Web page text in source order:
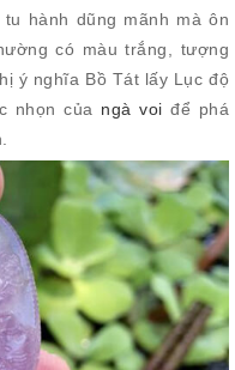
hành dũng mãnh mà ôn
có màu trắng, tượng
ý nghĩa Bồ Tát lấy Lục độ
nhọn của ngà voi để phá